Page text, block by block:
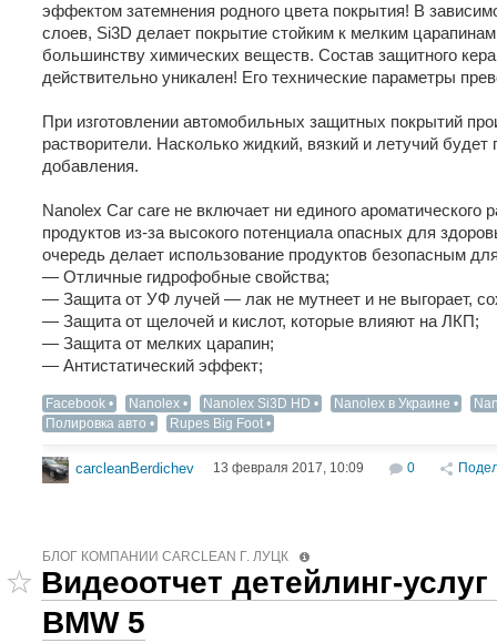
эффектом затемнения родного цвета покрытия! В
слоев, Si3D делает покрытие стойким к мелким
большинству химических веществ. Состав защитного
действительно уникален! Его технические параметры
При изготовлении автомобильных защитных покрытий
растворители. Насколько жидкий, вязкий и летучий будет
добавления.
Nanolex Car care не включает ни единого
продуктов из-за высокого потенциала опасных для
очередь делает использование продуктов безопасным
— Отличные гидрофобные свойства;
— Защита от УФ лучей — лак не мутнеет и не выгорает,
— Защита от щелочей и кислот, которые влияют на ЛКП;
— Защита от мелких царапин;
— Антистатический эффект;
Facebook Nanolex Nanolex Si3D HD Nanolex в Украине
Полировка авто
Rupes Big Foot
carcleanBerdichev 13 февраля 2017, 10:09 0
БЛОГ КОМПАНИИ СARCLEAN Г. ЛУЦК
Видеоотчет детейлинг-
BMW 5